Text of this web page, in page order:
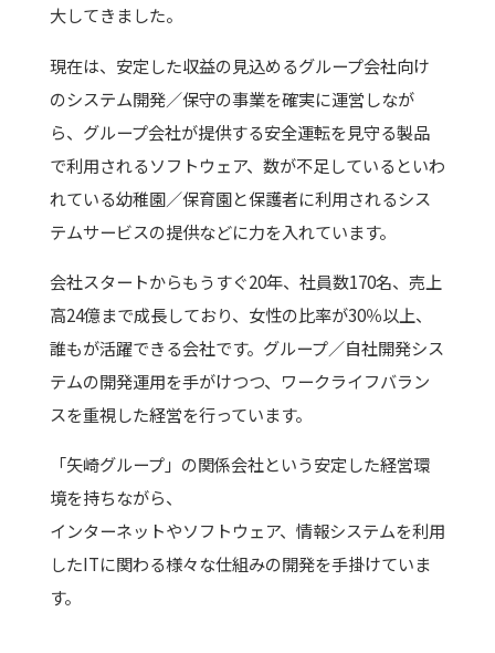
大してきました。
現在は、安定した収益の見込めるグループ会社向け
のシステム開発／保守の事業を確実に運営しなが
ら、グループ会社が提供する安全運転を見守る製品
で利用されるソフトウェア、数が不足しているといわ
れている幼稚園／保育園と保護者に利用されるシス
テムサービスの提供などに力を入れています。
会社スタートからもうすぐ20年、社員数170名、売上
高24億まで成長しており、女性の比率が30％以上、
誰もが活躍できる会社です。グループ／自社開発シス
テムの開発運用を手がけつつ、ワークライフバラン
スを重視した経営を行っています。
「矢崎グループ」の関係会社という安定した経営環
境を持ちながら、
インターネットやソフトウェア、情報システムを利用
したITに関わる様々な仕組みの開発を手掛けていま
す。